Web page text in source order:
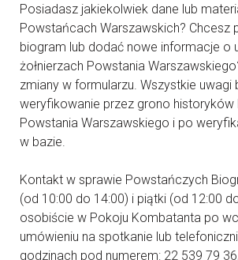
Posiadasz jakiekolwiek dane lub
Powstańcach Warszawskich? Chcesz
biogram lub dodać nowe informacje o
żołnierzach Powstania
zmiany w formularzu. Wszystkie uwagi
weryfikowanie przez grono historyków
Powstania Warszawskiego i po
w bazie.
Kontakt w sprawie Powstańczych
(od 10:00 do 14:00) i piątki (od 12:00
osobiście w Pokoju Kombatanta po
umówieniu na spotkanie lub
godzinach pod numerem: 22 539 79